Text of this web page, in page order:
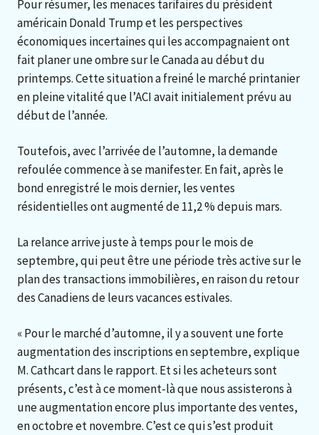
Pour résumer, les menaces tarifaires du président
américain Donald Trump et les perspectives
économiques incertaines qui les accompagnaient ont
fait planer une ombre sur le Canada au début du
printemps. Cette situation a freiné le marché printanier
en pleine vitalité que l’ACI avait initialement prévu au
début de l’année.
Toutefois, avec l’arrivée de l’automne, la demande
refoulée commence à se manifester. En fait, après le
bond enregistré le mois dernier, les ventes
résidentielles ont augmenté de 11,2 % depuis mars.
La relance arrive juste à temps pour le mois de
septembre, qui peut être une période très active sur le
plan des transactions immobilières, en raison du retour
des Canadiens de leurs vacances estivales.
« Pour le marché d’automne, il y a souvent une forte
augmentation des inscriptions en septembre, explique
M. Cathcart dans le rapport. Et si les acheteurs sont
présents, c’est à ce moment-là que nous assisterons à
une augmentation encore plus importante des ventes,
en octobre et novembre. C’est ce qui s’est produit